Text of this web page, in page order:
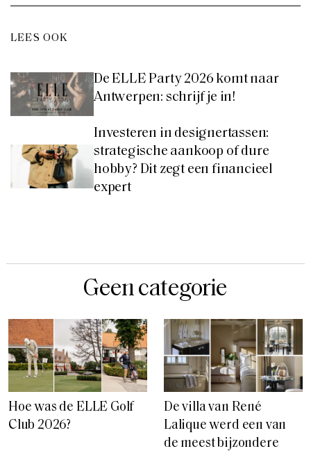
LEES OOK
De ELLE Party 2026 komt naar
Antwerpen: schrijf je in!
Investeren in designertassen:
strategische aankoop of dure
hobby? Dit zegt een financieel
expert
Geen categorie
Hoe was de ELLE Golf
Club 2026?
De villa van René
Lalique werd een van
de meest bijzondere